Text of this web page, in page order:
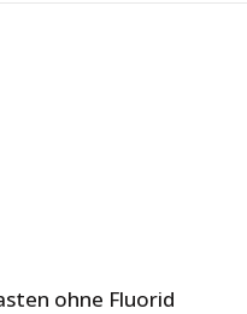
& herbs Menge
ohne Fluorid